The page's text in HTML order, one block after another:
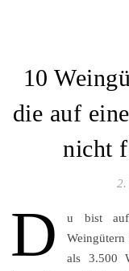
10
die auf
nicht
2.
D
u bist auf
als 3.500